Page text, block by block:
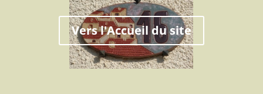
Vers l'Accueil du site